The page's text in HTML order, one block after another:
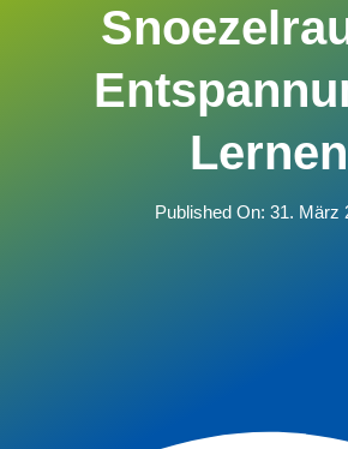
Lernen
Published On: 31. März